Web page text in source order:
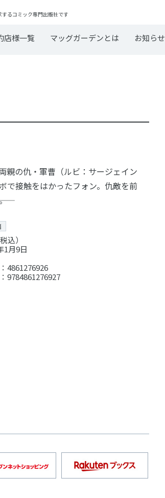
るコミック専門出版社です
店様一覧 マッグガーデンとは お知らせ
親の仇・軍曹（ルビ：サージェイン
で接触をはかったフォン。仇敵を前
込）
1月9日
4861276926
9784861276927